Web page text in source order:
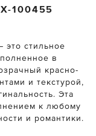
100455
это стильное
в
красно-
и текстурой,
Эта
к любому
и романтики.